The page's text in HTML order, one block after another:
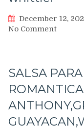
December 12,
No Commenton
//
paso
oro
(steps
of
SALSA